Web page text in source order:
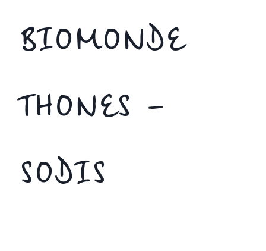
BIOMONDE
THONES –
SODIS